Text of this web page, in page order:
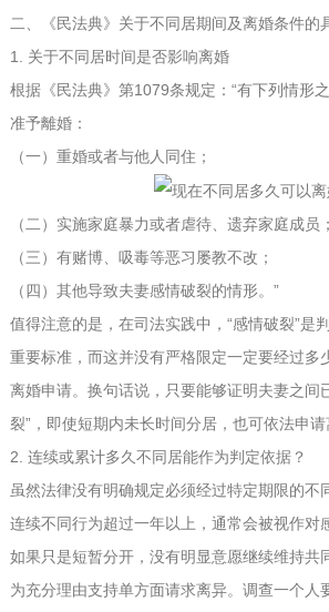
二、《民法典》关于不同居期间及离婚条件的
1. 关于不同居时间是否影响离婚
根据《民法典》第1079条规定：“有下列情形
准予離婚：
（一）重婚或者与他人同住；
（二）实施家庭暴力或者虐待、遗弃家庭成员；
（三）有赌博、吸毒等恶习屡教不改；
（四）其他导致夫妻感情破裂的情形。”
值得注意的是，在司法实践中，“感情破裂”是
重要标准，而这并没有严格限定一定要经过多
离婚申请。换句话说，只要能够证明夫妻之间
裂”，即使短期内未长时间分居，也可依法申请
2. 连续或累计多久不同居能作为判定依据？
虽然法律没有明确规定必须经过特定期限的不
连续不同行为超过一年以上，通常会被视作对
如果只是短暂分开，没有明显意愿继续维持共
为充分理由支持单方面请求离异。 调查一个人